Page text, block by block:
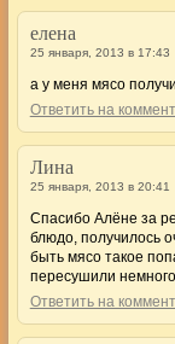
елена
25 января, 2013 в 17:43
а у меня мясо
Ответить на
Лина
25 января, 2013 в 20:41
Спасибо Алёне за
блюдо, получилось
быть мясо такое
пересушили немного.
Ответить на